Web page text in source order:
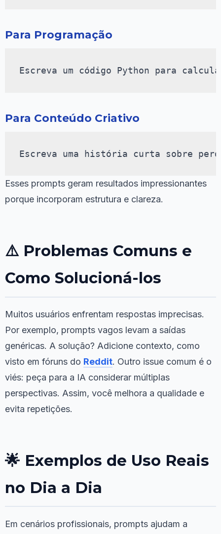
Para Programação
Escreva um código Python para
Para Conteúdo Criativo
Escreva uma história curta sobre
Esses prompts geram resultados impressionantes
porque incorporam estrutura e clareza.
⚠️ Problemas Comuns e
Como Solucioná-los
Muitos usuários enfrentam respostas imprecisas.
Por exemplo, prompts vagos levam a saídas
genéricas. A solução? Adicione contexto, como
visto em fóruns do Reddit. Outro issue comum é o
viés: peça para a IA considerar múltiplas
perspectivas. Assim, você melhora a qualidade e
evita repetições.
🌟 Exemplos de Uso Reais
no Dia a Dia
Em cenários profissionais, prompts ajudam a